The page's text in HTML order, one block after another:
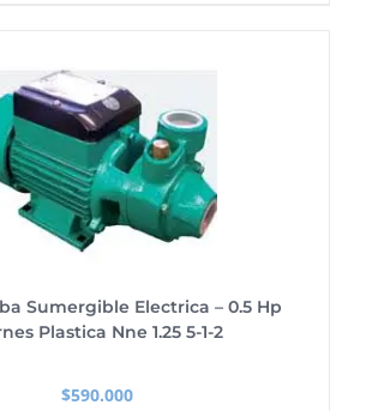
Sumergible Electrica – 0.5 Hp
Plastica Nne 1.25 5-1-2
$590.000